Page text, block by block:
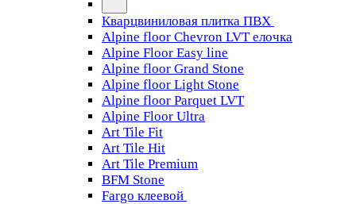
Кварцвиниловая плитка ПВХ
Alpine floor Chevron LVT елочка
Alpine Floor Easy line
Alpine floor Grand Stone
Alpine floor Light Stone
Alpine floor Parquet LVT
Alpine Floor Ultra
Art Tile Fit
Art Tile Hit
Art Tile Premium
BFM Stone
Fargo клеевой